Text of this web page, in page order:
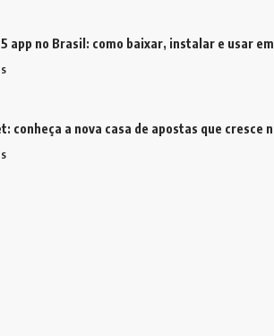
app no Brasil: como baixar, instalar e usar
conheça a nova casa de apostas que cresce